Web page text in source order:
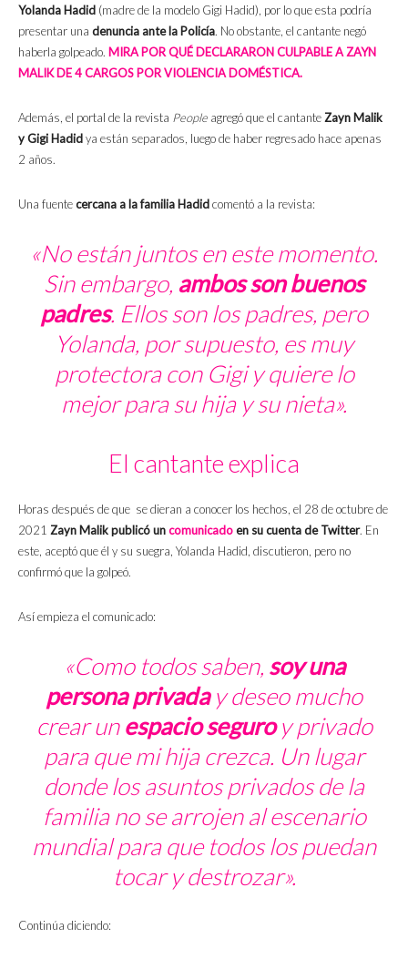
Yolanda Hadid (madre de la modelo Gigi Hadid), por lo que esta podría
presentar una denuncia ante la Policía. No obstante, el cantante negó
haberla golpeado. MIRA POR QUÉ DECLARARON CULPABLE A ZAYN
MALIK DE 4 CARGOS POR VIOLENCIA DOMÉSTICA.
Además, el portal de la revista People agregó que el cantanteZayn Malik
y Gigi Hadidya están separados, luego de haber regresado hace apenas
2 años.
Una fuentecercana a la familia Hadidcomentó a la revista:
«No están juntos en este momento.
Sin embargo, ambos son buenos
padres. Ellos son los padres, pero
Yolanda, por supuesto, es muy
protectora con Gigi y quiere lo
mejor para su hija y su nieta».
El cantante explica
Horas después de que se dieran a conocer los hechos, el 28 de octubre de
2021 Zayn Malikpublicó uncomunicadoen su cuenta de Twitter. En
este, aceptó que él y su suegra, Yolanda Hadid, discutieron, pero no
confirmó que la golpeó.
Así empieza el comunicado:
«Como todos saben, soy una
persona privaday deseo mucho
crear unespacio seguroy privado
para que mi hija crezca. Un lugar
donde los asuntos privados de la
familia no se arrojen al escenario
mundial para que todos los puedan
tocar y destrozar».
Continúa diciendo: